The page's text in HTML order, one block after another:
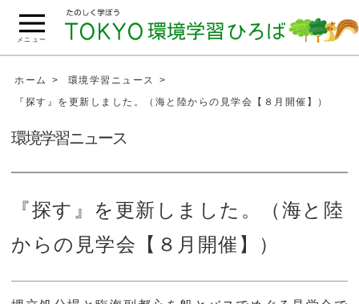
ペ
本
メニュー
ホーム
環境学習ニュース
『探す』を更新しました。（海と陸からの見学会【８月開催】）
環境学習ニュース
『探す』を更新しました。（海と陸
からの見学会【８月開催】）